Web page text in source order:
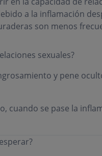
a la inflamación
son menos
sexuales?
y pene
cuando se pase la